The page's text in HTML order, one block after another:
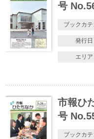
号
ブックカテ
発行日
エリア
市報ひ
号
ブックカテ